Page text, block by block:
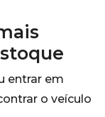
entrar em
o veículo